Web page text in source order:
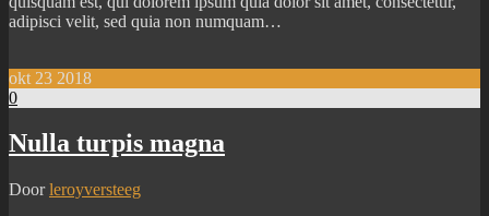
adipisci velit, sed quia non numquam…
okt 23 2018
0
Nulla turpis magna
Door leroyversteeg